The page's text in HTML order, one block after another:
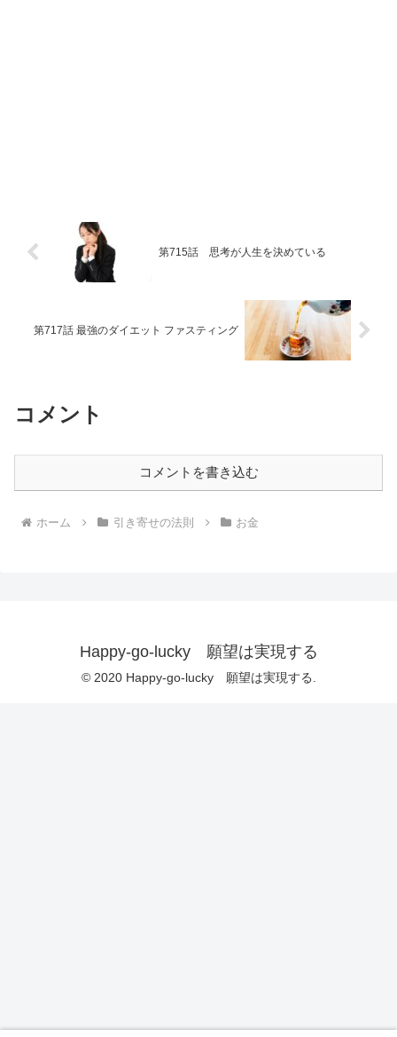
第715話 思考が人生を決めている
第717話 最強のダイエット ファスティング
コメント
コメントを書き込む
ホーム 引き寄せの法則 お金
Happy-go-lucky 願望は実現する
© 2020 Happy-go-lucky 願望は実現する.